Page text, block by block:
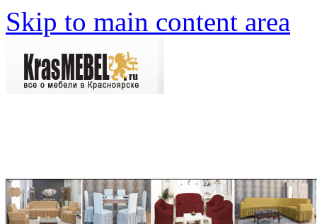
Skip to main content area